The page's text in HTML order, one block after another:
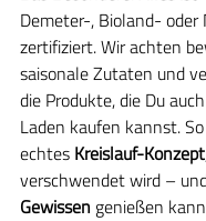
Demeter-, Bioland-
zertifiziert. Wir achten
saisonale Zutaten und
die Produkte, die Du
Laden kaufen kannst.
echtes Kreislauf-Konzept
verschwendet wird –
Gewissen genießen